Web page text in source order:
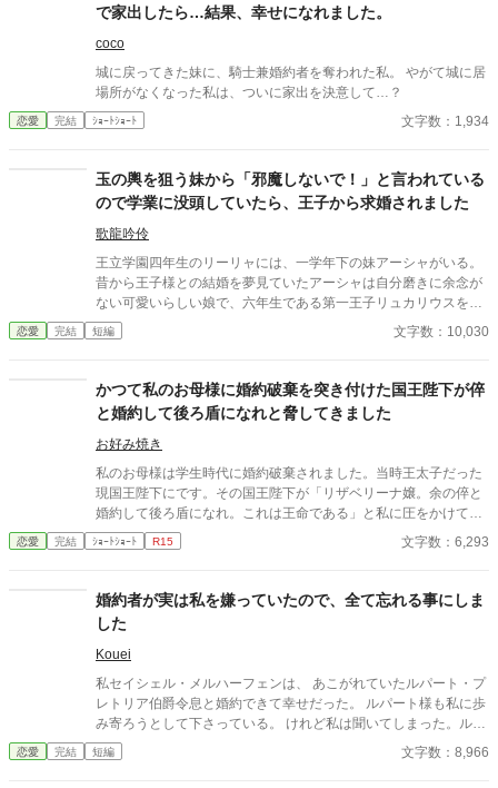
で家出したら…結果、幸せになれました。
coco
城に戻ってきた妹に、騎士兼婚約者を奪われた私。 やがて城に居
場所がなくなった私は、ついに家出を決意して…？
恋愛 完結 ｼｮｰﾄｼｮｰﾄ 文字数：1,934
玉の輿を狙う妹から「邪魔しないで！」と言われている
ので学業に没頭していたら、王子から求婚されました
歌龍吟伶
王立学園四年生のリーリャには、一学年下の妹アーシャがいる。
昔から王子様との結婚を夢見ていたアーシャは自分磨きに余念が
ない可愛いらしい娘で、六年生である第一王子リュカリウスを狙
っているらしい。 入学当時から、「私が王子と結婚するんだから
ね！お姉ちゃんは邪魔しないで！」と言われていたリーリャは学
「君のことが好きだから」…まさかの告白！
恋愛 完結 短編 文字数：10,030
かつて私のお母様に婚約破棄を突き付けた国王陛下が倅
と婚約して後ろ盾になれと脅してきました
お好み焼き
私のお母様は学生時代に婚約破棄されました。当時王太子だった
現国王陛下にです。その国王陛下が「リザベリーナ嬢。余の倅と
婚約して後ろ盾になれ。これは王命である」と私に圧をかけてき
ました。
恋愛 完結 ｼｮｰﾄｼｮｰﾄ R15 文字数：6,293
婚約者が実は私を嫌っていたので、全て忘れる事にしま
した
Kouei
私セイシェル・メルハーフェンは、 あこがれていたルパート・プ
レトリア伯爵令息と婚約できて幸せだった。 ルパート様も私に歩
み寄ろうとして下さっている。 けれど私は聞いてしまった。ルパ
ート様の本音を。 『我慢するしかない』 『彼女といると疲れる』
私はルパート様に嫌われていたの？ 本当は厭わしく思っていた
恋愛 完結 短編 文字数：8,966